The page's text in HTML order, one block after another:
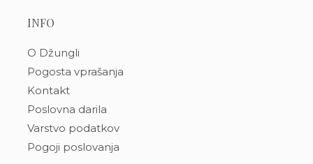
INFO
O Džungli
Pogosta vprašanja
Kontakt
Poslovna darila
Varstvo podatkov
Pogoji poslovanja